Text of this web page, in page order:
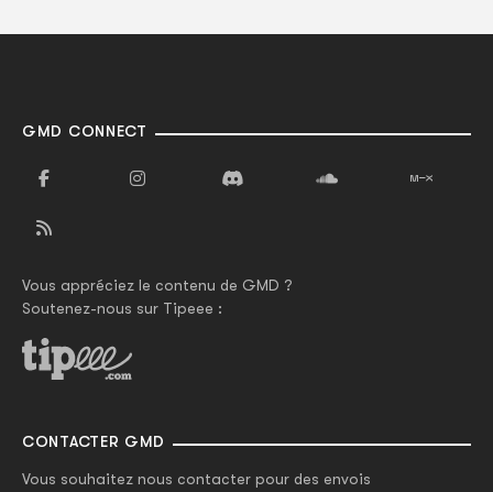
GMD CONNECT
Vous appréciez le contenu de GMD ?
Soutenez-nous sur Tipeee :
CONTACTER GMD
Vous souhaitez nous contacter pour des envois